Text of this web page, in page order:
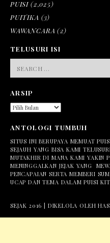
PUISI (2,025)
PUITIKA (3)
WAWANCARA (2)
TELUSURI ISI
FOR:
ARSIP
ARSIP
ANTOLOGI TUMBUH
SITUS INI BERUPAYA MEMUAT
SEJAUH YANG BISA KAMI
MUTAKHIR DI MANA KAMI YAKIN
MENINGGALKAN JEJAK YANG
PENCAPAIAN SERTA MEMBERI
UCAP DAN TEMA DALAM PUISI
SEJAK 2016 | DIKELOLA OLEH